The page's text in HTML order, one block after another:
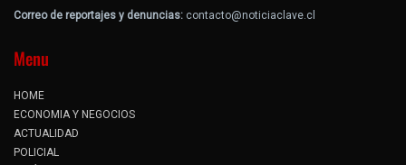
Correo de reportajes y denuncias: contacto@noticiaclave.cl
Menu
HOME
ECONOMIA Y NEGOCIOS
ACTUALIDAD
POLICIAL